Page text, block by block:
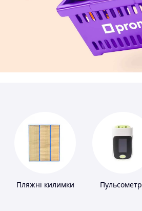
Пляжні килимки